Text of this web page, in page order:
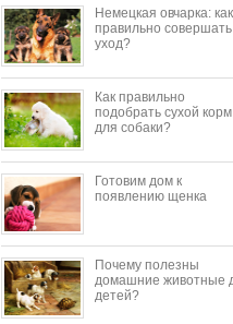
Немецкая овчарка: как
правильно совершать
уход?
Как правильно
подобрать сухой корм
для собаки?
Готовим дом к
появлению щенка
Почему полезны
домашние животные
детей?